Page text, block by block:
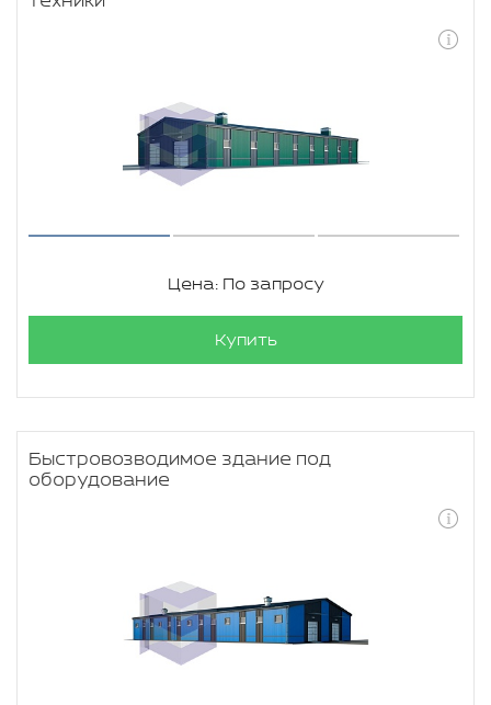
Цена: По запросу
Купить
Быстровозводимое здание под
оборудование